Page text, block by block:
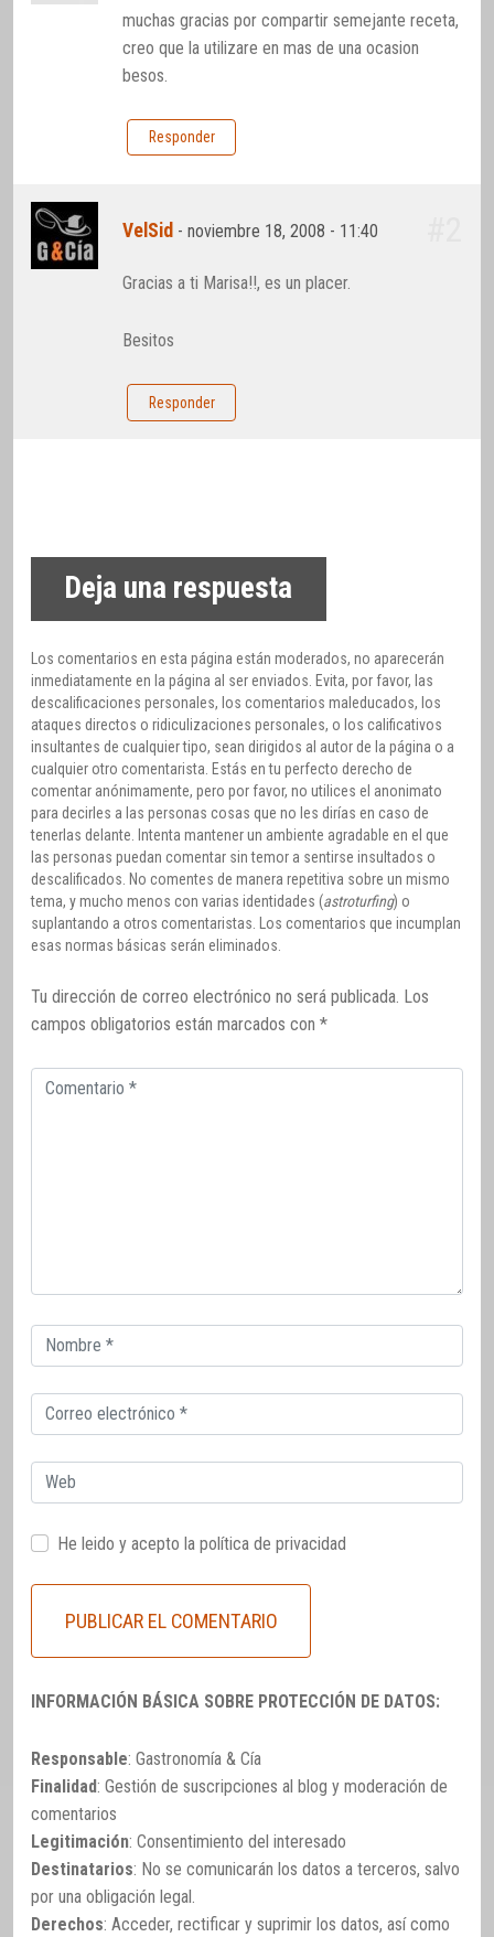
muchas gracias por compartir semejante receta,
creo que la utilizare en mas de una ocasion
besos.
Responder
VelSid -noviembre 18, 2008 - 11:40
Gracias a ti Marisa!!, es un placer.
Besitos
Responder
Deja una respuesta
Los comentarios en esta página están moderados, no aparecerán
inmediatamente en la página al ser enviados. Evita, por favor, las
descalificaciones personales, los comentarios maleducados, los
ataques directos o ridiculizaciones personales, o los calificativos
insultantes de cualquier tipo, sean dirigidos al autor de la página o a
cualquier otro comentarista. Estás en tu perfecto derecho de
comentar anónimamente, pero por favor, no utilices el anonimato
para decirles a las personas cosas que no les dirías en caso de
tenerlas delante. Intenta mantener un ambiente agradable en el que
las personas puedan comentar sin temor a sentirse insultados o
descalificados. No comentes de manera repetitiva sobre un mismo
tema, y mucho menos con varias identidades (astroturfing) o
suplantando a otros comentaristas. Los comentarios que incumplan
esas normas básicas serán eliminados.
Tu dirección de correo electrónico no será publicada. Los
campos obligatorios están marcados con *
Comentario
Correo
electrónico
Correo
electrónico
Web
He leido y acepto la política de privacidad
INFORMACIÓN BÁSICA SOBRE PROTECCIÓN DE DATOS:
Responsable: Gastronomía & Cía
Finalidad: Gestión de suscripciones al blog y moderación de
comentarios
Legitimación: Consentimiento del interesado
Destinatarios: No se comunicarán los datos a terceros, salvo
por una obligación legal.
Derechos: Acceder, rectificar y suprimir los datos, así como